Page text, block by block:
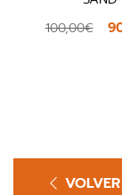
100,00€
VOLVER